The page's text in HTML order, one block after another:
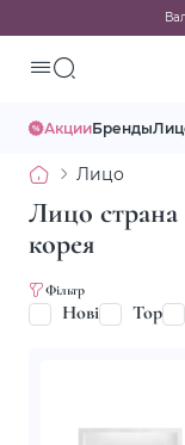
АкцииБренды
Лицо
Лицо
корея
Фільтр
Нові Top